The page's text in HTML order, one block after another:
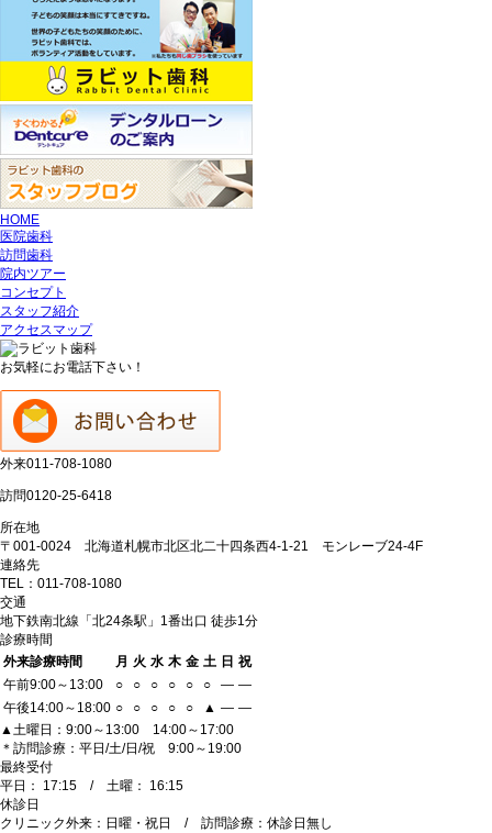
HOME
医院歯科
訪問歯科
院内ツアー
コンセプト
スタッフ紹介
アクセスマップ
お気軽にお電話下さい！
外来011-708-1080
訪問0120-25-6418
所在地
〒001-0024 北海道札幌市北区北二十四条西4-1-21 モンレーブ24-4F
連絡先
TEL：011-708-1080
交通
地下鉄南北線「北24条駅」1番出口 徒歩1分
診療時間
外来診療時間
月 火 水 木 金 土 日 祝
午前9:00～13:00
○ ○ ○ ○ ○ ○ ― ―
午後14:00～18:00 ○ ○ ○ ○ ○ ▲ ― ―
▲土曜日：9:00～13:00 14:00～17:00
＊訪問診療：平日/土/日/祝 9:00～19:00
最終受付
平日： 17:15 / 土曜： 16:15
休診日
クリニック外来：日曜・祝日 / 訪問診療：休診日無し